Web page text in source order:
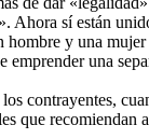
Ahora sí están
y una
una
contrayentes,
que